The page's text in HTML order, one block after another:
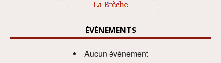
ÉVÈNEMENTS
Aucun évènement